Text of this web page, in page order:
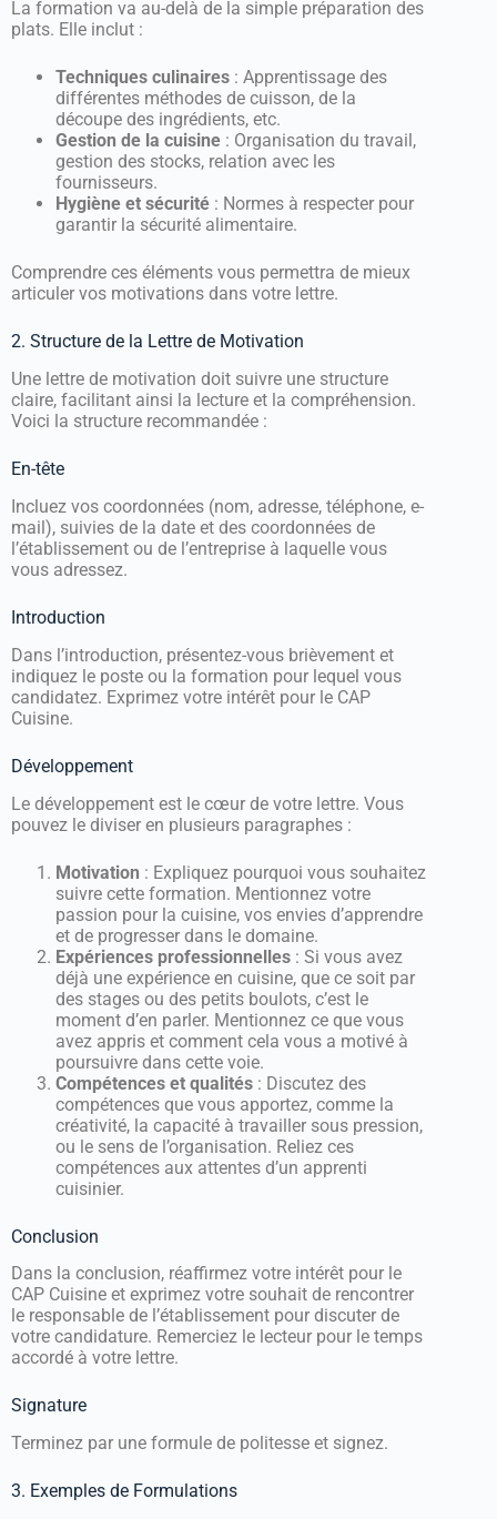
La formation va au-delà de la simple préparation des
plats. Elle inclut :
Techniques culinaires : Apprentissage des
différentes méthodes de cuisson, de la
découpe des ingrédients, etc.
Gestion de la cuisine : Organisation du travail,
gestion des stocks, relation avec les
fournisseurs.
Hygiène et sécurité : Normes à respecter pour
garantir la sécurité alimentaire.
Comprendre ces éléments vous permettra de mieux
articuler vos motivations dans votre lettre.
2. Structure de la Lettre de Motivation
Une lettre de motivation doit suivre une structure
claire, facilitant ainsi la lecture et la compréhension.
Voici la structure recommandée :
En-tête
Incluez vos coordonnées (nom, adresse, téléphone, e-
mail), suivies de la date et des coordonnées de
l’établissement ou de l’entreprise à laquelle vous
vous adressez.
Introduction
Dans l’introduction, présentez-vous brièvement et
indiquez le poste ou la formation pour lequel vous
candidatez. Exprimez votre intérêt pour le CAP
Cuisine.
Développement
Le développement est le cœur de votre lettre. Vous
pouvez le diviser en plusieurs paragraphes :
Motivation : Expliquez pourquoi vous souhaitez
suivre cette formation. Mentionnez votre
passion pour la cuisine, vos envies d’apprendre
et de progresser dans le domaine.
Expériences professionnelles : Si vous avez
déjà une expérience en cuisine, que ce soit par
des stages ou des petits boulots, c’est le
moment d’en parler. Mentionnez ce que vous
avez appris et comment cela vous a motivé à
poursuivre dans cette voie.
Compétences et qualités : Discutez des
compétences que vous apportez, comme la
créativité, la capacité à travailler sous pression,
ou le sens de l’organisation. Reliez ces
compétences aux attentes d’un apprenti
cuisinier.
Conclusion
Dans la conclusion, réaffirmez votre intérêt pour le
CAP Cuisine et exprimez votre souhait de rencontrer
le responsable de l’établissement pour discuter de
votre candidature. Remerciez le lecteur pour le temps
accordé à votre lettre.
Signature
Terminez par une formule de politesse et signez.
3. Exemples de Formulations